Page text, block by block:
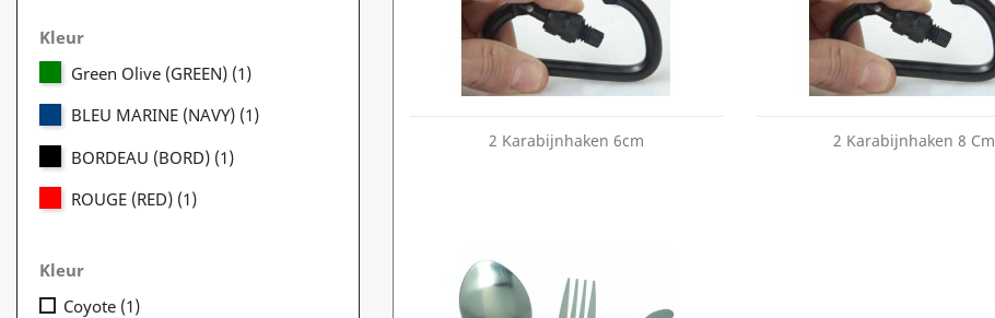
Kleur
Green Olive (GREEN) (1)
BLEU MARINE (NAVY) (1)
BORDEAU (BORD) (1)
ROUGE (RED) (1)
Kleur
Coyote (1)
2 Karabijnhaken 6cm 2 Karabijnhaken 8 Cm